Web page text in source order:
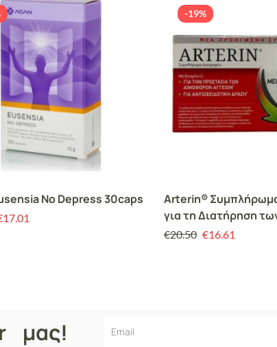
No Depress 30caps
17.01
-19%
Arterin®
για τη Διατήρηση
Φυσιολογικών
€20.50 €16.61
μας!